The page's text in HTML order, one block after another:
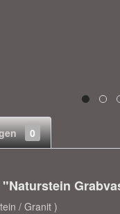
0
/ Granit )